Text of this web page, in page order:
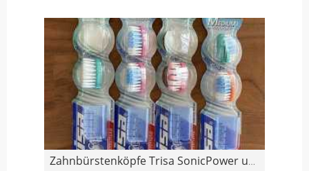
Zahnbürstenköpfe Trisa SonicPower ungebraucht